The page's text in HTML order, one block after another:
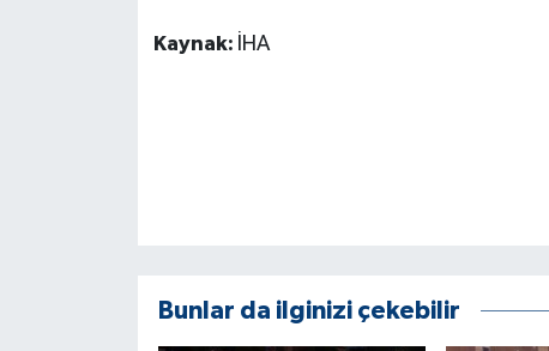
Kaynak: İHA
Bunlar da ilginizi çekebilir